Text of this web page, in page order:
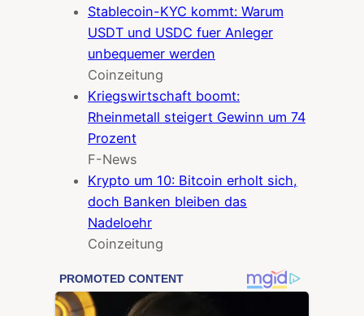
Stablecoin-KYC kommt: Warum
USDT und USDC fuer Anleger
unbequemer werden
Coinzeitung
Kriegswirtschaft boomt:
Rheinmetall steigert Gewinn um 74
Prozent
F-News
Krypto um 10: Bitcoin erholt sich,
doch Banken bleiben das
Nadeloehr
Coinzeitung